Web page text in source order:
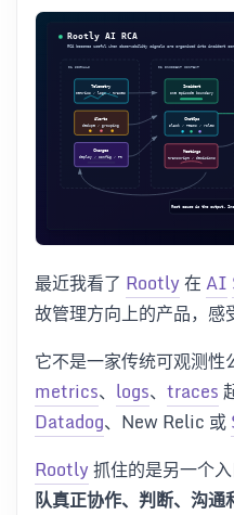
最近我看了 Rootly在AI
故管理方向上的产品，感
它不是一家传统可观测
metrics、 logs、 traces
Datadog、New Relic 或
Rootly抓住的是另一个入
队真正协作、判断、沟通